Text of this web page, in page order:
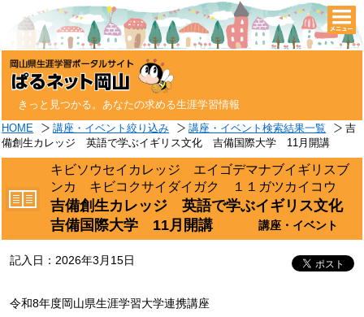
きっと見つかる。あなたの求める生涯学習情報
HOME 講座・イベント絞り込み 講座・イベント検索結果一覧
吉
備創生カレッジ 英語で学ぶイギリス文化 吉備国際大学 11月開講
キビソウセイカレッジ エイゴデマナブイギリスブ
ンカ キビコクサイダイガク １１ガツカイコウ
吉備創生カレッジ 英語で学ぶイギリス文化
吉備国際大学 11月開講
講座・イベント
記入日：2026年3月15日
令和8年度岡山県生涯学習大学連携講座